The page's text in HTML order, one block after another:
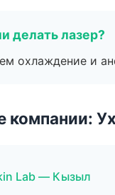
делать лазер?
охлаждение и
компании:
Lab — Кызыл